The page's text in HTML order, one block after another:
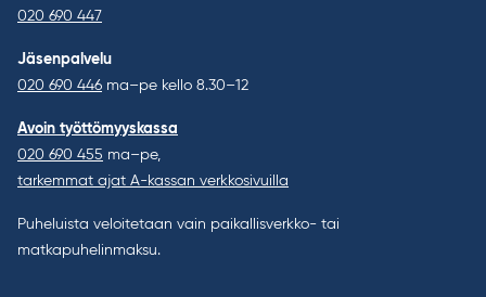
020 690 447
Jäsenpalvelu
020 690 446 ma–pe kello 8.30–12
Avoin työttömyyskassa
020 690 455 ma–pe,
tarkemmat ajat A-kassan verkkosivuilla
Puheluista veloitetaan vain paikallisverkko- tai
matkapuhelinmaksu.